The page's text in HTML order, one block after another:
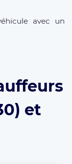
avec un
et